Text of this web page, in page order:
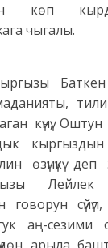
көп
чыгалы.
күнү,
өзүнүкү деп
Лейлек
сүйүп,
аң-сезими